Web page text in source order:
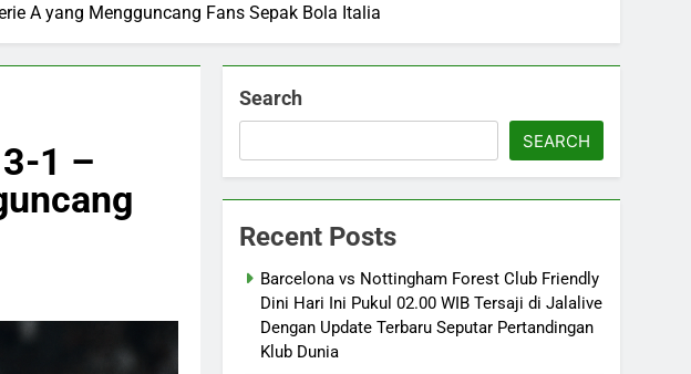
A yang Mengguncang Fans Sepak Bola Italia
1 –
Search
SEARCH
Recent Posts
Barcelona vs Nottingham Forest Club Friendly
Dini Hari Ini Pukul 02.00 WIB Tersaji di Jalalive
Dengan Update Terbaru Seputar Pertandingan
Klub Dunia